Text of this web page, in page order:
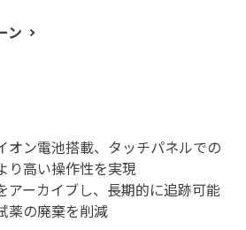
ン
トリップテストリーダーは、特許
オン電池搭載、タッチパネルでの
り高い操作性を実現
アーカイブし、長期的に追跡可能
薬の廃棄を削減